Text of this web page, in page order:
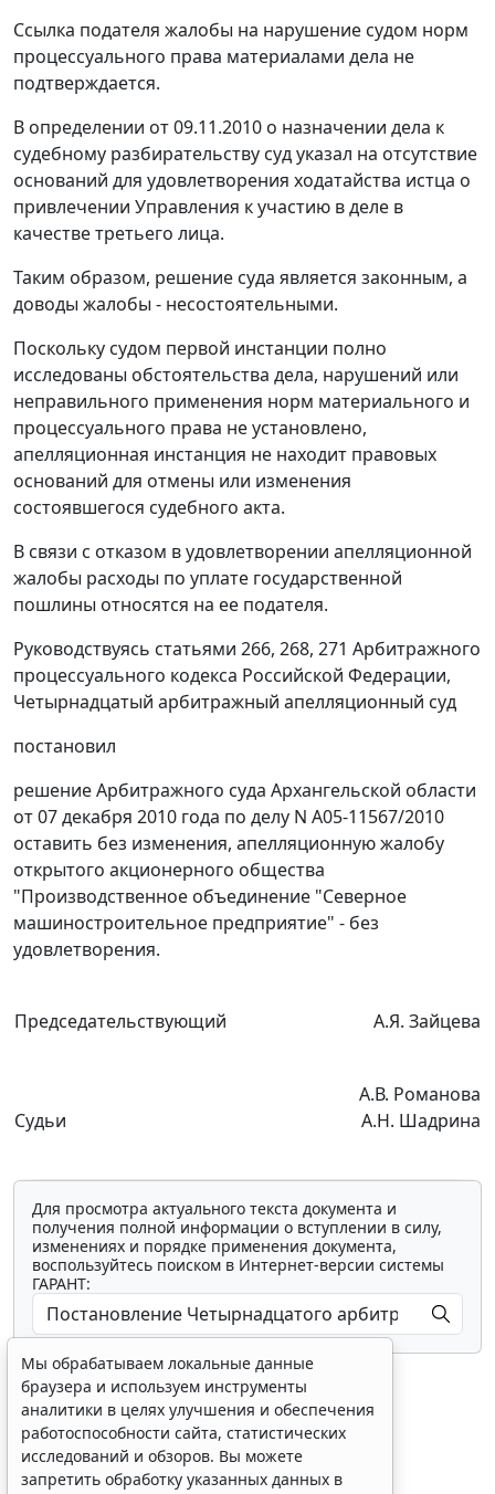
Ссылка подателя жалобы на нарушение судом норм
процессуального права материалами дела не
подтверждается.
В определении от 09.11.2010 о назначении дела к
судебному разбирательству суд указал на отсутствие
оснований для удовлетворения ходатайства истца о
привлечении Управления к участию в деле в
качестве третьего лица.
Таким образом, решение суда является законным, а
доводы жалобы - несостоятельными.
Поскольку судом первой инстанции полно
исследованы обстоятельства дела, нарушений или
неправильного применения норм материального и
процессуального права не установлено,
апелляционная инстанция не находит правовых
оснований для отмены или изменения
состоявшегося судебного акта.
В связи с отказом в удовлетворении апелляционной
жалобы расходы по уплате государственной
пошлины относятся на ее подателя.
Руководствуясь статьями 266, 268, 271 Арбитражного
процессуального кодекса Российской Федерации,
Четырнадцатый арбитражный апелляционный суд
постановил
решение Арбитражного суда Архангельской области
от 07 декабря 2010 года по делу N А05-11567/2010
оставить без изменения, апелляционную жалобу
открытого акционерного общества
"Производственное объединение "Северное
машиностроительное предприятие" - без
удовлетворения.
Председательствующий А.Я. Зайцева
Судьи
А.В. Романова
А.Н. Шадрина
Для просмотра актуального текста документа и
получения полной информации о вступлении в силу,
изменениях и порядке применения документа,
воспользуйтесь поиском в Интернет-версии системы
ГАРАНТ:
Показать все материалы
Мы обрабатываем локальные данные
браузера и используем инструменты
аналитики в целях улучшения и обеспечения
работоспособности сайта, статистических
исследований и обзоров. Вы можете
запретить обработку указанных данных в